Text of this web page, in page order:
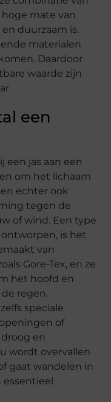
mate van
duurzaam is.
materialen
Daardoor
waarde zijn
een
een jas aan een
om het lichaam
echter ook
tegen de
of wind. Een type
ontworpen, is het
van
Gore-Tex, en ze
het hoofd en
regen.
speciale
of
en
wordt overvallen
gaat wandelen in
essentieel